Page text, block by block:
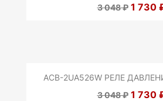
3 048 ₽ 1 730
ACB-2UA526W РЕЛЕ
3 048 ₽ 1 730